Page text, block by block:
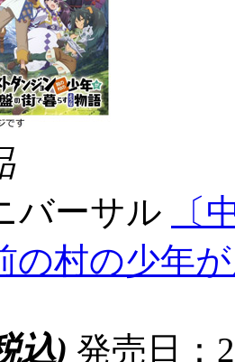
バーサル
〔
の村の少年
込) 発売日：